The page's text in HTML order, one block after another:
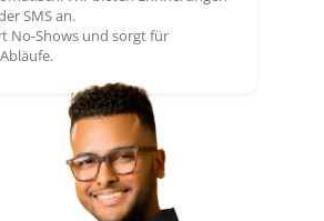
SMS an.
No-Shows und sorgt für